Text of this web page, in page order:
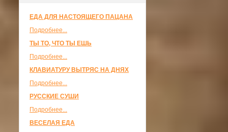
ЕДА ДЛЯ НАСТОЯЩЕГО ПАЦАНА
Подробнее...
ТЫ ТО, ЧТО ТЫ ЕШЬ
Подробнее...
КЛАВИАТУРУ ВЫТРЯС НА ДНЯХ
Подробнее...
РУССКИЕ СУШИ
Подробнее...
ВЕСЕЛАЯ ЕДА